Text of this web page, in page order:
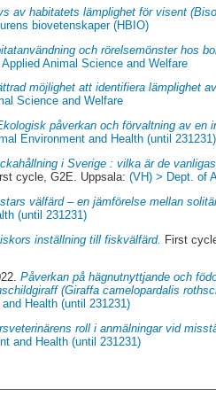
av habitatets lämplighet för visent
biovetenskaper (HBIO)
och rörelsemönster hos
Animal Science and Welfare
möjlighet att identifiera lämplighet
Science and Welfare
påverkan och förvaltning av en
Environment and Health (until 231231)
i Sverige : vilka är de
cycle, G2E. Uppsala:(VH) > Dept. of
välfärd – en jämförelse mellan
(until 231231)
inställning till fiskvälfärd. First
Påverkan på hägnutnyttjande och
(Giraffa camelopardalis
Health (until 231231)
roll i anmälningar vid
and Health (until 231231)